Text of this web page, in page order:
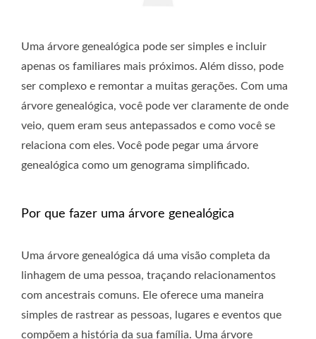
Uma árvore genealógica pode ser simples e incluir
apenas os familiares mais próximos. Além disso, pode
ser complexo e remontar a muitas gerações. Com uma
árvore genealógica, você pode ver claramente de onde
veio, quem eram seus antepassados ​​e como você se
relaciona com eles. Você pode pegar uma árvore
genealógica como um genograma simplificado.
Por que fazer uma árvore genealógica
Uma árvore genealógica dá uma visão completa da
linhagem de uma pessoa, traçando relacionamentos
com ancestrais comuns. Ele oferece uma maneira
simples de rastrear as pessoas, lugares e eventos que
compõem a história da sua família. Uma árvore